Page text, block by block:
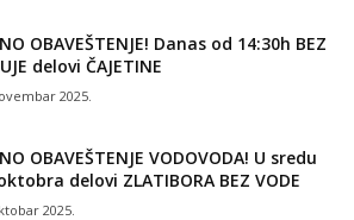
OBAVEŠTENJE! Danas od 14:30h BEZ
delovi ČAJETINE
2025.
OBAVEŠTENJE VODOVODA! U sredu
delovi ZLATIBORA BEZ VODE
2025.